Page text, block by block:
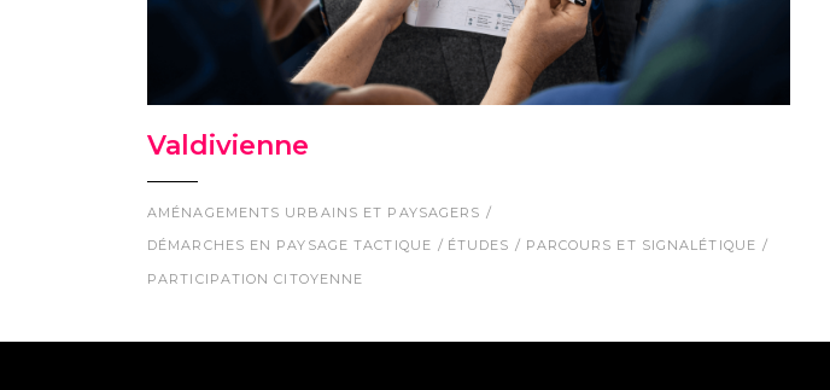
Valdivienne
AMÉNAGEMENTS URBAINS ET PAYSAGERS
DÉMARCHES EN PAYSAGE TACTIQUE
ÉTUDES
PARCOURS ET SIGNALÉTIQUE
PARTICIPATION CITOYENNE